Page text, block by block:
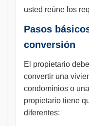
usted reúne los
Pasos
conversión
El propietario
convertir una
condominios o
propietario tiene
diferentes: